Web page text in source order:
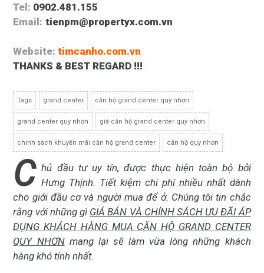
Tel: 0902.481.155
Email: tienpm@propertyx.com.vn
Website: timcanho.com.vn
THANKS & BEST REGARD !!!
Tags grand center căn hộ grand center quy nhơn
grand center quy nhơn giá căn hộ grand center quy nhơn
chính sách khuyến mãi căn hộ grand center căn hộ quy nhơn
C hủ đầu tư uy tín, được thực hiện toàn bộ bởi
Hưng Thịnh. Tiết kiệm chi phí nhiều nhất dành
cho giới đầu cơ và người mua để ở. Chúng tôi tin chắc
rằng với những gì GIÁ BÁN VÀ CHÍNH SÁCH ƯU ĐÃI ÁP
DỤNG KHÁCH HÀNG MUA CĂN HỘ GRAND CENTER
QUY NHƠNmang lại sẽ làm vừa lòng những khách
hàng khó tính nhất.